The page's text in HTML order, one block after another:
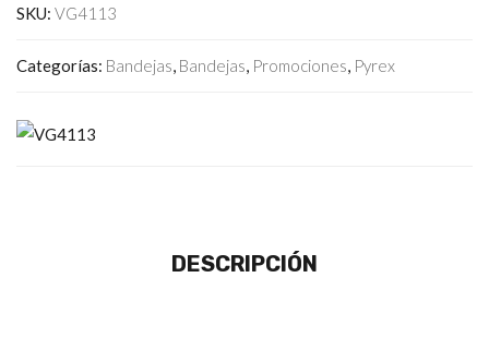
SKU: VG4113
Categorías: Bandejas, Bandejas, Promociones, Pyrex
DESCRIPCIÓN